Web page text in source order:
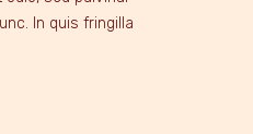
In quis fringilla